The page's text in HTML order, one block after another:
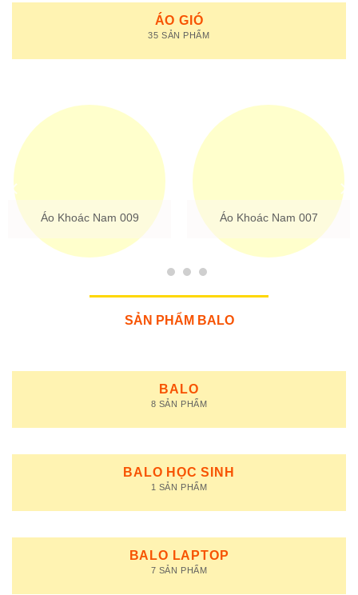
ÁO GIÓ
35 SẢN PHẨM
Áo Khoác Nam 003 Áo Khoác Nữ 006
SẢN PHẨM BALO
BALO
8 SẢN PHẨM
BALO HỌC SINH
1 SẢN PHẨM
BALO LAPTOP
7 SẢN PHẨM